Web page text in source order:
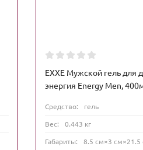
EXXE Мужской гель для
энергия Energy Men,
Средство:
гель
Вес:
0.443 кг
Габариты:
8.5 см×3 см×21.5